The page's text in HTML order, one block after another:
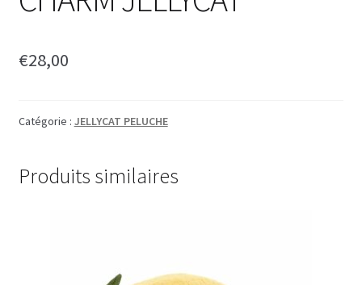
€28,00
Catégorie : JELLYCAT PELUCHE
Produits similaires